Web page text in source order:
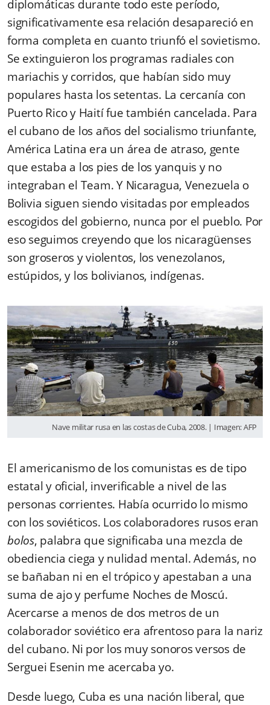
diplomáticas durante todo este período,
significativamente esa relación desapareció en
forma completa en cuanto triunfó el sovietismo.
Se extinguieron los programas radiales con
mariachis y corridos, que habían sido muy
populares hasta los setentas. La cercanía con
Puerto Rico y Haití fue también cancelada. Para
el cubano de los años del socialismo triunfante,
América Latina era un área de atraso, gente
que estaba a los pies de los yanquis y no
integraban el Team. Y Nicaragua, Venezuela o
Bolivia siguen siendo visitadas por empleados
escogidos del gobierno, nunca por el pueblo. Por
eso seguimos creyendo que los nicaragüenses
son groseros y violentos, los venezolanos,
estúpidos, y los bolivianos, indígenas.
Nave militar rusa en las costas de Cuba, 2008. | Imagen: AFP
El americanismo de los comunistas es de tipo
estatal y oficial, inverificable a nivel de las
personas corrientes. Había ocurrido lo mismo
con los soviéticos. Los colaboradores rusos eran
bolos, palabra que significaba una mezcla de
obediencia ciega y nulidad mental. Además, no
se bañaban ni en el trópico y apestaban a una
suma de ajo y perfume Noches de Moscú.
Acercarse a menos de dos metros de un
colaborador soviético era afrentoso para la nariz
del cubano. Ni por los muy sonoros versos de
Serguei Esenin me acercaba yo.
Desde luego, Cuba es una nación liberal, que